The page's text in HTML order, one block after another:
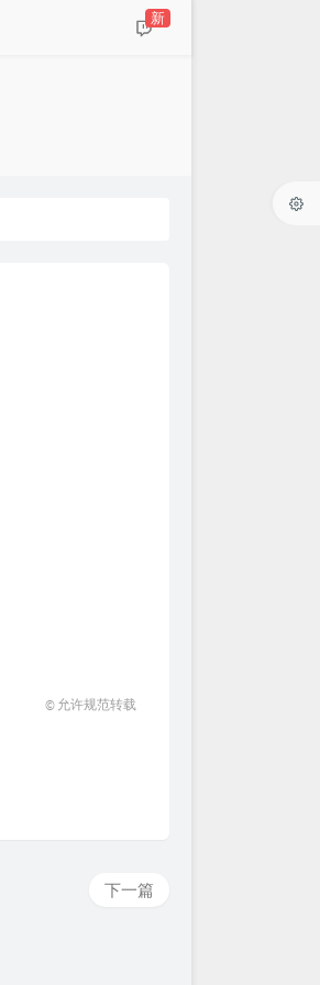
新
© 允许规范转载
下一篇